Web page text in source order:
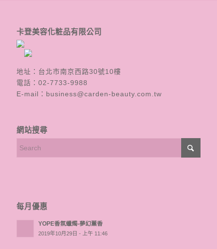
卡登美容化粧品有限公司
地址：台北市南京西路30號10樓
電話： 02-7733-9988
E-mail： business@carden-beauty.com.tw
網站搜尋
每月優惠
YOPE香氛蠟燭-夢幻薰香
2019年10月29日 - 上午 11:46